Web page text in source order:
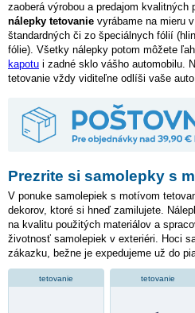
zaoberá výrobou a predajom kvalitných
nálepky tetovanie vyrábame na mieru
štandardných či zo špeciálnych fólií
fólie). Všetky nálepky potom môžete
kapotu i zadné sklo vášho automobilu.
tetovanie vždy viditeľne odlíši vaše
Prezrite si samolepky s
V ponuke samolepiek s motívom
dekorov, ktoré si hneď zamilujete.
na kvalitu použitých materiálov a
životnosť samolepiek v exteriéri. Hoci
zákazku, bežne je expedujeme už do
tetovanie tetovanie